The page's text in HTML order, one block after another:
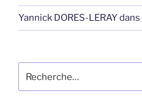
Yannick DORES-LERAYdans
pour